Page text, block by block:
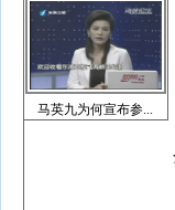
马英九为何宣布参...